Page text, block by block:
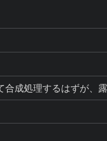
成処理するはずが、